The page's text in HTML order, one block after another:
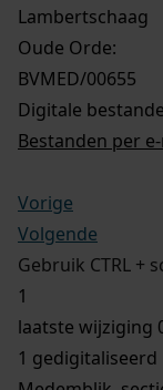
Lambertschaag
Oude Orde:
BVMED/00655
Digitale
Bestanden per
Vorige
Volgende
Gebruik CTRL +
laatste wijziging
1 gedigitaliseerd